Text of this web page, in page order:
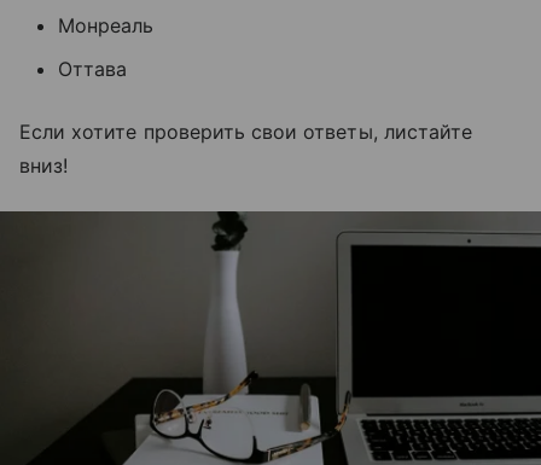
Монреаль
Оттава
Если хотите проверить свои ответы, листайте
вниз!